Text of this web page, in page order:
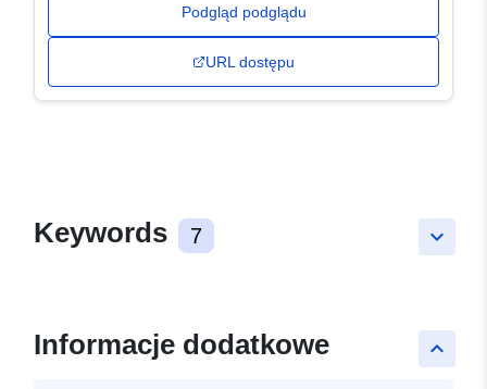
Podgląd podglądu
URL dostępu
keyboard_arrow_down
Keywords 7
keyboard_arrow_up
Informacje dodatkowe